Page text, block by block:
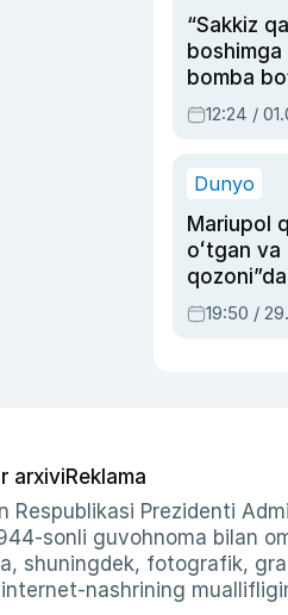
“Sakkiz
bomba
Oripovni
12:24 /
Dunyo
Mariupol
oʻtgan va
qahramon
armiyasi
19:50 /
arxiviReklama
Respublikasi Prezidenti
sonli guvohnoma bilan
shuningdek, fotografik,
nashrining